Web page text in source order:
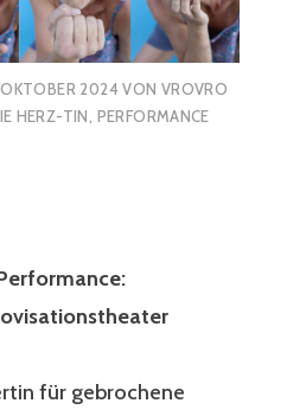
OKTOBER 2024 VON VROVRO
HERZ-TIN, PERFORMANCE
für gebrochene